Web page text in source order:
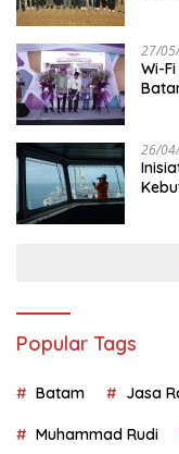
27/
Wi-
26/
Popular Tags
Batam Jasa
Muhammad Rudi